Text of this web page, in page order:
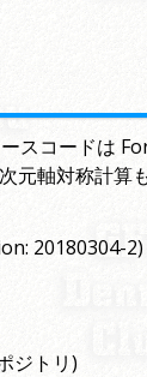
スコードは
元軸対称計算
20180304-2)
ジトリ)